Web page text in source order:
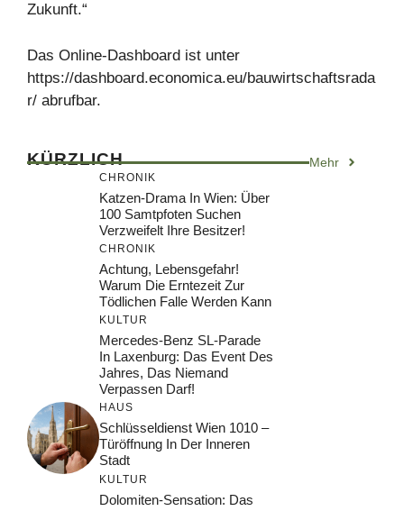
Zukunft.“
Das Online-Dashboard ist unter
https://dashboard.economica.eu/bauwirtschaftsrada
r/ abrufbar.
KÜRZLICH Mehr
CHRONIK
Katzen-Drama In Wien: Über
100 Samtpfoten Suchen
Verzweifelt Ihre Besitzer!
CHRONIK
Achtung, Lebensgefahr!
Warum Die Erntezeit Zur
Tödlichen Falle Werden Kann
KULTUR
Mercedes-Benz SL-Parade
In Laxenburg: Das Event Des
Jahres, Das Niemand
Verpassen Darf!
HAUS
Schlüsseldienst Wien 1010 –
Türöffnung In Der Inneren
Stadt
KULTUR
Dolomiten-Sensation: Das